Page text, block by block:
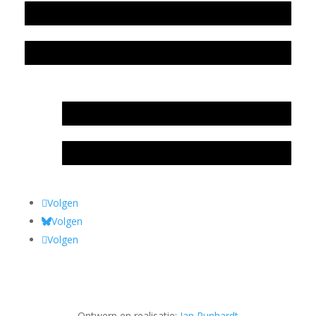
Volgen
Volgen
Volgen